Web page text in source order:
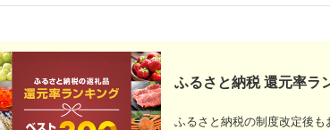
ふるさと納税 還元率ラ
ふるさと納税の制度改定後も